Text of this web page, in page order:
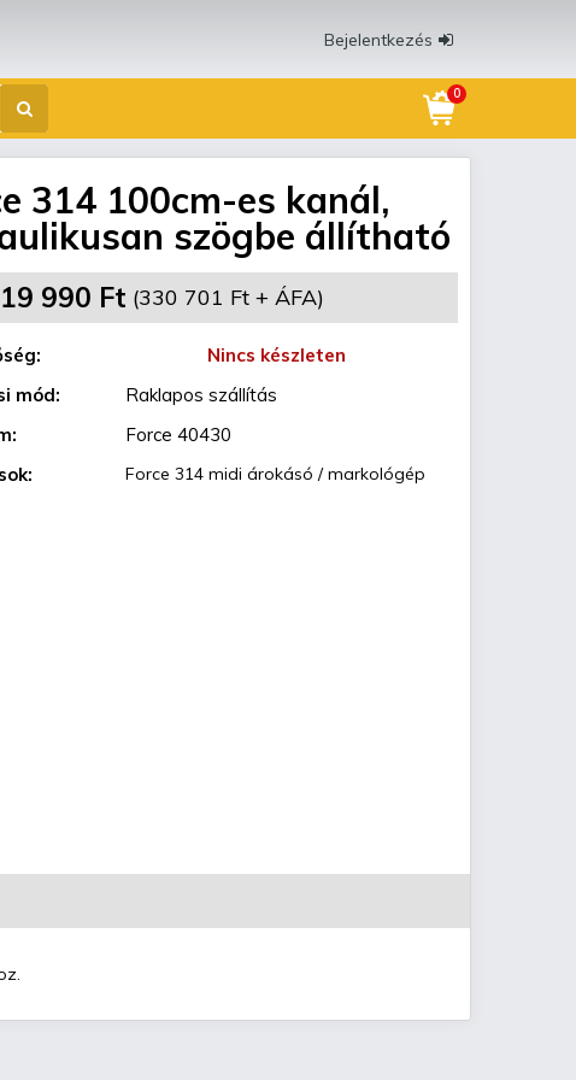
Bejelentkezés
0
314 100cm-es kanál,
szögbe állítható
990 Ft (330 701 Ft + ÁFA)
Nincs készleten
mód:
Raklapos szállítás
Force 40430
Force 314 midi árokásó / markológép